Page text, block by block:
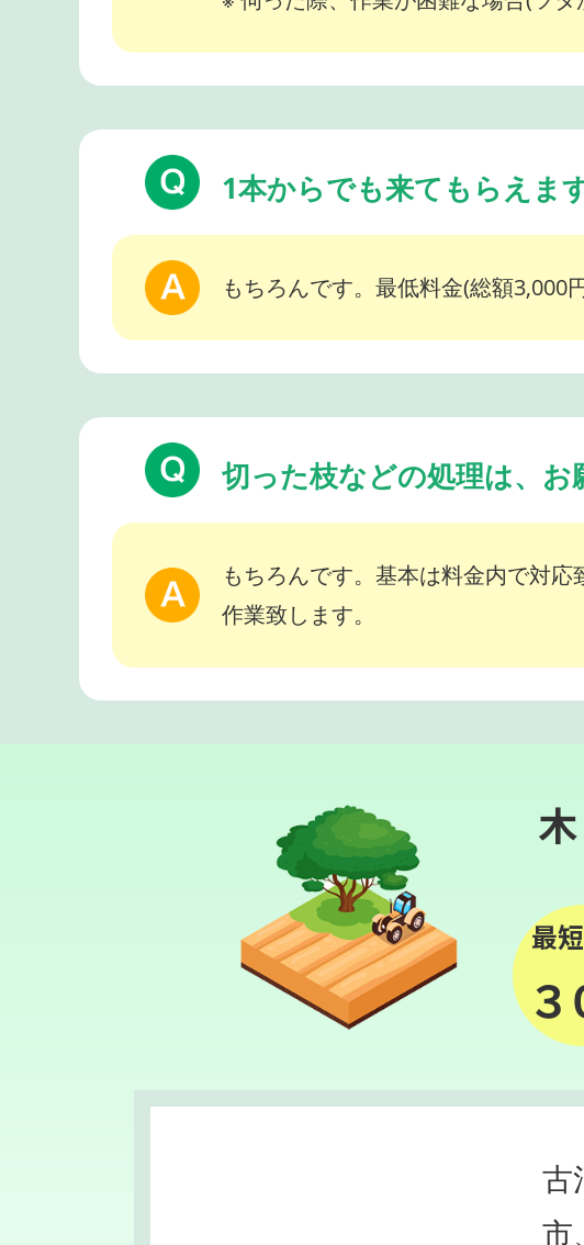
1本からでも来てもらえま
もちろんです。最低料金(総額3,000
切った枝などの処理は、お
もちろんです。基本は料金内で対
作業致します。
最
３
古
市